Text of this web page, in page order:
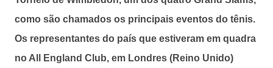
como são chamados os principais eventos do tênis.
Os representantes do país que estiveram em quadra
no All England Club, em Londres (Reino Unido)